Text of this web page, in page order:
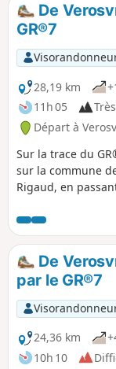
De
GR®7
28,19 km
11h 05
Départ à
Sur la trace du
sur la commune
Rigaud, en
passages à
paysages. Le
absent, donc se
il est préférable
De
par le GR®7
24,36 km
10h 10